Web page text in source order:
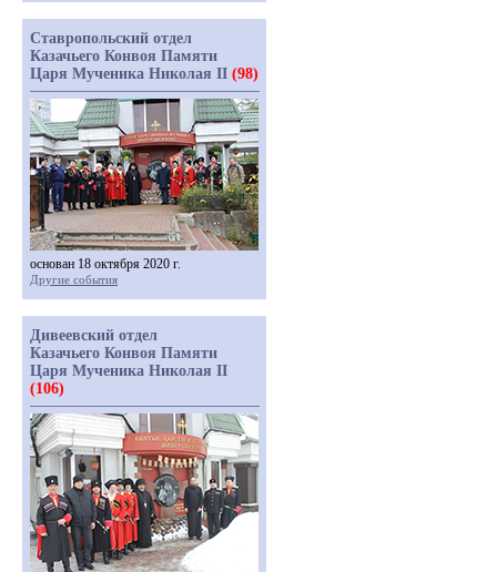
Ставропольский отдел
Казачьего Конвоя Памяти
Царя Мученика Николая II (98)
основан 18 октября 2020 г.
Другие события
Дивеевский отдел
Казачьего Конвоя Памяти
Царя Мученика Николая II
(106)